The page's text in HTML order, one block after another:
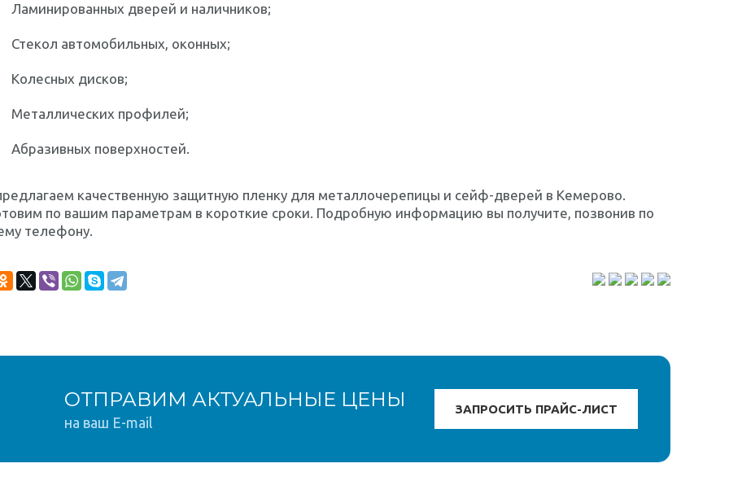
Ламинированных дверей и наличников;
Стекол автомобильных, оконных;
Колесных дисков;
Металлических профилей;
Абразивных поверхностей.
качественную защитную пленку для металлочерепицы и сейф-дверей в Кемерово.
по вашим параметрам в короткие сроки. Подробную информацию вы получите, позвонив по
телефону.
ОТПРАВИМ АКТУАЛЬНЫЕ ЦЕНЫ
на ваш E-mail